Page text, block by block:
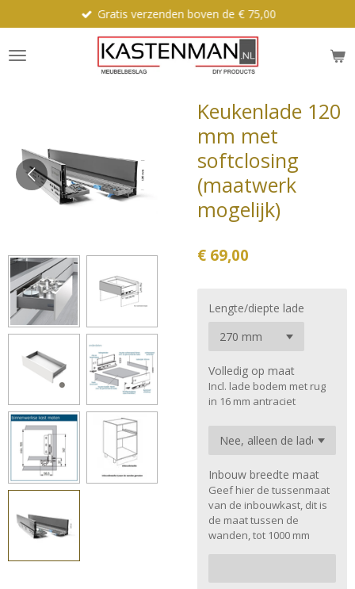
direct
naar
de
Gratis verzenden boven de € 75,00
Keukenlade 120
mm met
softclosing
(maatwerk
mogelijk)
€ 69,00
Lengte/diepte lade
Volledig op maat
Incl. lade bodem met rug
in 16 mm antraciet
Inbouw breedte maat
Geef hier de tussenmaat
van de inbouwkast, dit is
de maat tussen de
wanden, tot 1000 mm